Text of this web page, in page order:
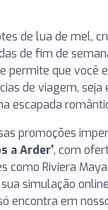
de lua de mel,
de fim de
permite que você
de viagem,
escapada
promoções
a Arder', com
como Riviera
sua simulação
encontra em